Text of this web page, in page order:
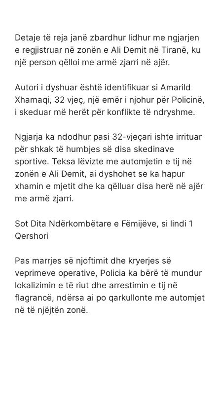
Detaje të reja janë zbardhur lidhur me ngjarjen
e regjistruar në zonën e Ali Demit në Tiranë, ku
një person qëlloi me armë zjarri në ajër.
Autori i dyshuar është identifikuar si Amarild
Xhamaqi, 32 vjeç, një emër i njohur për Policinë,
i skeduar më herët për konflikte të ndryshme.
Ngjarja ka ndodhur pasi 32-vjeçari ishte irrituar
për shkak të humbjes së disa skedinave
sportive. Teksa lëvizte me automjetin e tij në
zonën e Ali Demit, ai dyshohet se ka hapur
xhamin e mjetit dhe ka qëlluar disa herë në ajër
me armë zjarri.
Sot Dita Ndërkombëtare e Fëmijëve, si lindi 1
Qershori
Pas marrjes së njoftimit dhe kryerjes së
veprimeve operative, Policia ka bërë të mundur
lokalizimin e të riut dhe arrestimin e tij në
flagrancë, ndërsa ai po qarkullonte me automjet
në të njëjtën zonë.